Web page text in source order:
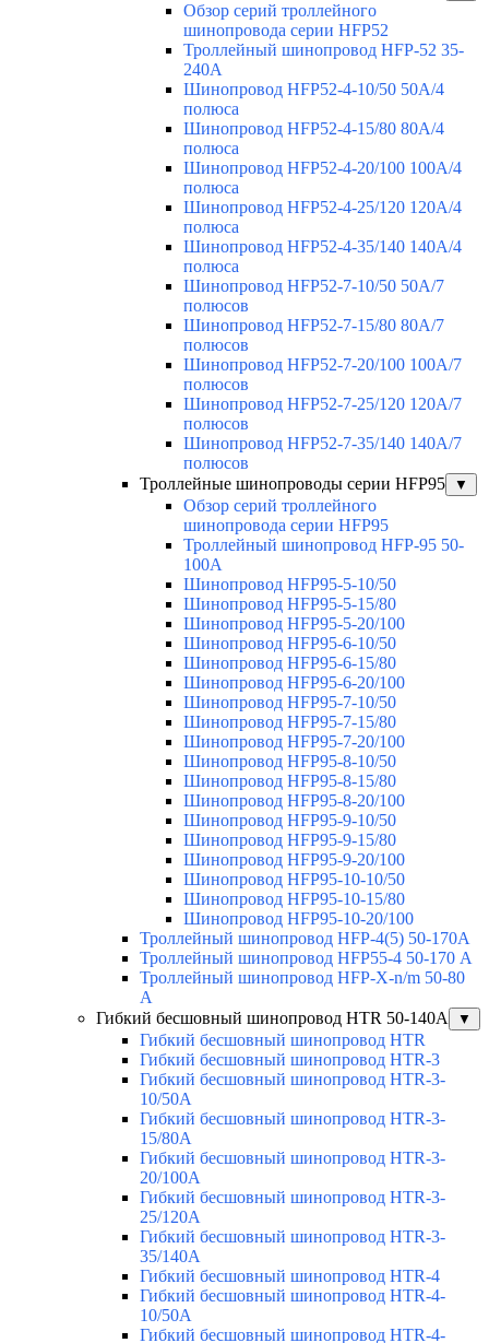
Обзор серий троллейного
шинопровода серии HFP52
Троллейный шинопровод HFP-52 35-
240А
Шинопровод HFP52-4-10/50 50A/4
полюса
Шинопровод HFP52-4-15/80 80A/4
полюса
Шинопровод HFP52-4-20/100 100А/4
полюса
Шинопровод HFP52-4-25/120 120А/4
полюса
Шинопровод HFP52-4-35/140 140А/4
полюса
Шинопровод HFP52-7-10/50 50А/7
полюсов
Шинопровод HFP52-7-15/80 80А/7
полюсов
Шинопровод HFP52-7-20/100 100А/7
полюсов
Шинопровод HFP52-7-25/120 120А/7
полюсов
Шинопровод HFP52-7-35/140 140А/7
полюсов
Троллейные шинопроводы серии HFP95
▼
Обзор серий троллейного
шинопровода серии HFP95
Троллейный шинопровод HFP-95 50-
100А
Шинопровод HFP95-5-10/50
Шинопровод HFP95-5-15/80
Шинопровод HFP95-5-20/100
Шинопровод HFP95-6-10/50
Шинопровод HFP95-6-15/80
Шинопровод HFP95-6-20/100
Шинопровод HFP95-7-10/50
Шинопровод HFP95-7-15/80
Шинопровод HFP95-7-20/100
Шинопровод HFP95-8-10/50
Шинопровод HFP95-8-15/80
Шинопровод HFP95-8-20/100
Шинопровод HFP95-9-10/50
Шинопровод HFP95-9-15/80
Шинопровод HFP95-9-20/100
Шинопровод HFP95-10-10/50
Шинопровод HFP95-10-15/80
Шинопровод HFP95-10-20/100
Троллейный шинопровод HFP-4(5) 50-170A
Троллейный шинопровод HFP55-4 50-170 А
Троллейный шинопровод HFP-X-n/m 50-80
A
Гибкий бесшовный шинопровод HTR 50-140А
▼
Гибкий бесшовный шинопровод HTR
Гибкий бесшовный шинопровод HTR-3
Гибкий бесшовный шинопровод HTR-3-
10/50A
Гибкий бесшовный шинопровод HTR-3-
15/80A
Гибкий бесшовный шинопровод HTR-3-
20/100A
Гибкий бесшовный шинопровод HTR-3-
25/120A
Гибкий бесшовный шинопровод HTR-3-
35/140A
Гибкий бесшовный шинопровод HTR-4
Гибкий бесшовный шинопровод HTR-4-
10/50A
Гибкий бесшовный шинопровод HTR-4-